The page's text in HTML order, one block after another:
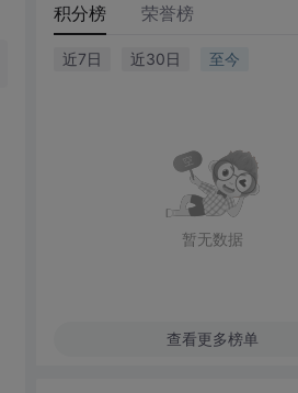
积分榜 荣誉榜
近7日 近30日 至今
暂无数据
查看更多榜单